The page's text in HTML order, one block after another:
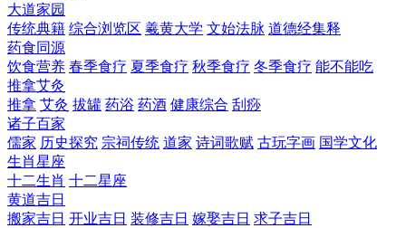
大道家园
传统典籍 综合浏览区 羲黄大学 文始法脉 道德经集释
药食同源
饮食营养 春季食疗 夏季食疗 秋季食疗 冬季食疗 能不能吃
推拿艾灸
推拿 艾灸 拔罐 药浴 药酒 健康综合 刮痧
诸子百家
儒家 历史探究 宗祠传统 道家 诗词歌赋 古玩字画 国学文化
生肖星座
十二生肖 十二星座
黄道吉日
搬家吉日 开业吉日 装修吉日 嫁娶吉日 求子吉日